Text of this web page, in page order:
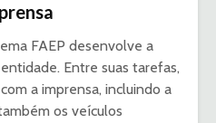
FAEP desenvolve a
Entre suas tarefas,
a imprensa, incluindo a
os veículos